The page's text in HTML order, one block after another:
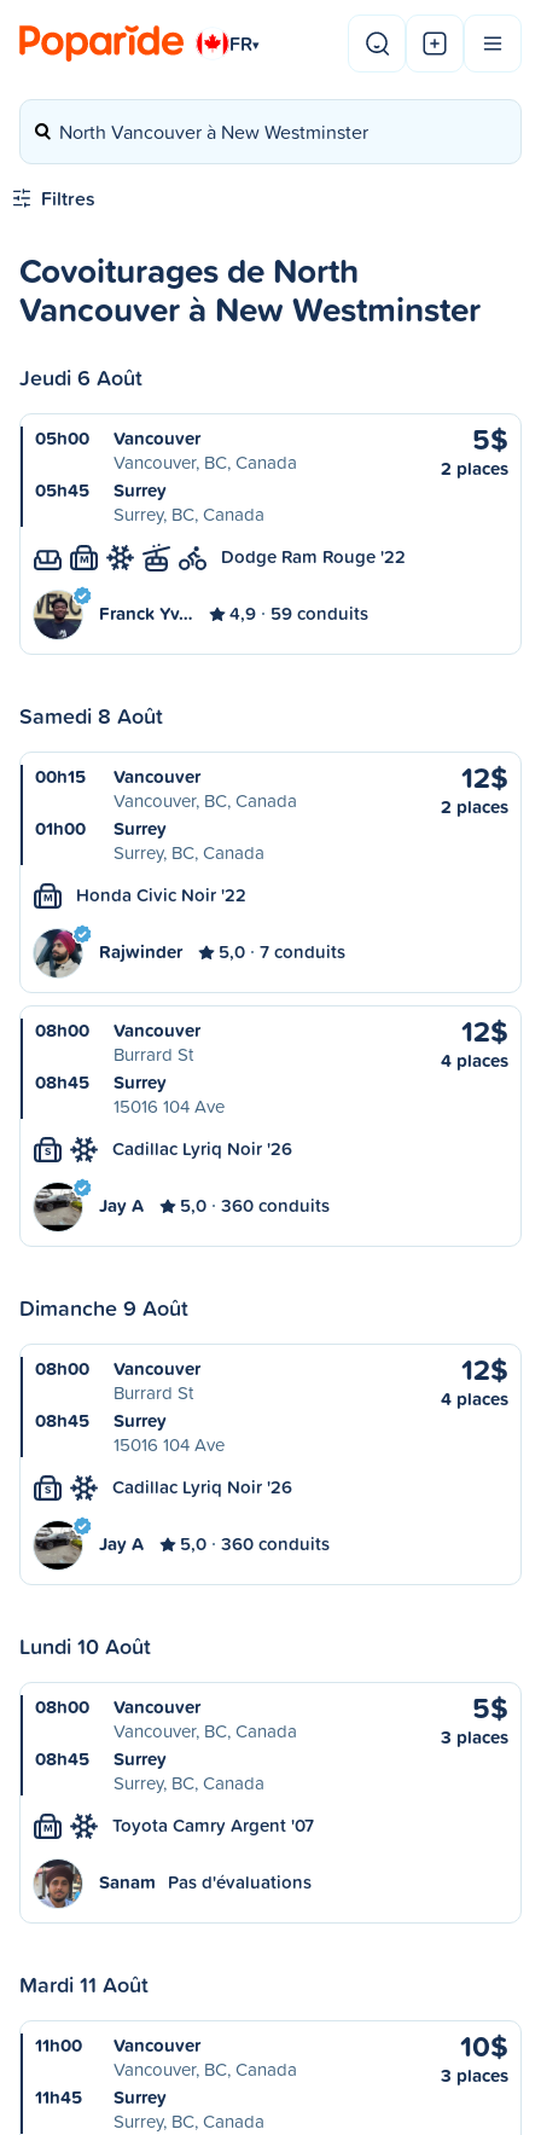
FR▾
North Vancouver à New Westminster
Filtres
Covoiturages de North
Vancouver à New Westminster
Jeudi 6 Août
05h00
Vancouver
Vancouver, BC, Canada
05h45
Surrey
Surrey, BC, Canada
5$
2 places
M Dodge Ram Rouge '22
Franck Yv… 4,9 59 conduits
Samedi 8 Août
00h15
Vancouver
Vancouver, BC, Canada
01h00
Surrey
Surrey, BC, Canada
12$
2 places
M Honda Civic Noir '22
Rajwinder 5,0 7 conduits
08h00
Vancouver
Burrard St
08h45
Surrey
15016 104 Ave
12$
4 places
S Cadillac Lyriq Noir '26
Jay A 5,0 360 conduits
Dimanche 9 Août
08h00
Vancouver
Burrard St
08h45
Surrey
15016 104 Ave
12$
4 places
S Cadillac Lyriq Noir '26
Jay A 5,0 360 conduits
Lundi 10 Août
08h00
Vancouver
Vancouver, BC, Canada
08h45
Surrey
Surrey, BC, Canada
5$
3 places
M Toyota Camry Argent '07
Sanam Pas d'évaluations
Mardi 11 Août
11h00
Vancouver
Vancouver, BC, Canada
11h45
Surrey
Surrey, BC, Canada
10$
3 places